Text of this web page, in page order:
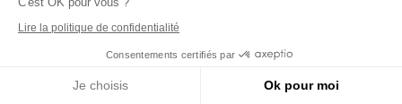
Lire la politique de confidentialité
Consentements certifiés par
Je choisis Ok pour moi